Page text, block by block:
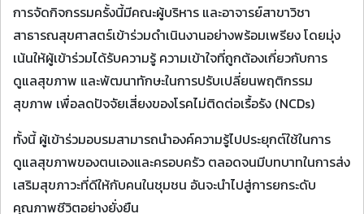
การจัดกิจกรรมครั้งนี้มีคณะผู้บริหาร และอาจารย์สาขาวิชา
สาธารณสุขศาสตร์เข้าร่วมดำเนินงานอย่างพร้อมเพรียง โดยมุ่ง
เน้นให้ผู้เข้าร่วมได้รับความรู้ ความเข้าใจที่ถูกต้องเกี่ยวกับการ
ดูแลสุขภาพ และพัฒนาทักษะในการปรับเปลี่ยนพฤติกรรม
สุขภาพ เพื่อลดปัจจัยเสี่ยงของโรคไม่ติดต่อเรื้อรัง (NCDs)
ทั้งนี้ ผู้เข้าร่วมอบรมสามารถนำองค์ความรู้ไปประยุกต์ใช้ในการ
ดูแลสุขภาพของตนเองและครอบครัว ตลอดจนมีบทบาทในการส่ง
เสริมสุขภาวะที่ดีให้กับคนในชุมชน อันจะนำไปสู่การยกระดับ
คุณภาพชีวิตอย่างยั่งยืน